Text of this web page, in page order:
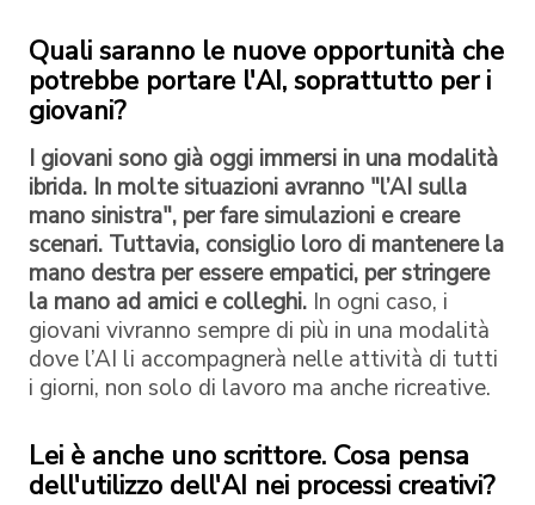
Quali saranno le nuove opportunità che
potrebbe portare l'AI, soprattutto per i
giovani?
I giovani sono già oggi immersi in una modalità
ibrida. In molte situazioni avranno "l’AI sulla
mano sinistra", per fare simulazioni e creare
scenari. Tuttavia, consiglio loro di mantenere la
mano destra per essere empatici, per stringere
la mano ad amici e colleghi. In ogni caso, i
giovani vivranno sempre di più in una modalità
dove l’AI li accompagnerà nelle attività di tutti
i giorni, non solo di lavoro ma anche ricreative.
Lei è anche uno scrittore. Cosa pensa
dell'utilizzo dell'AI nei processi creativi?